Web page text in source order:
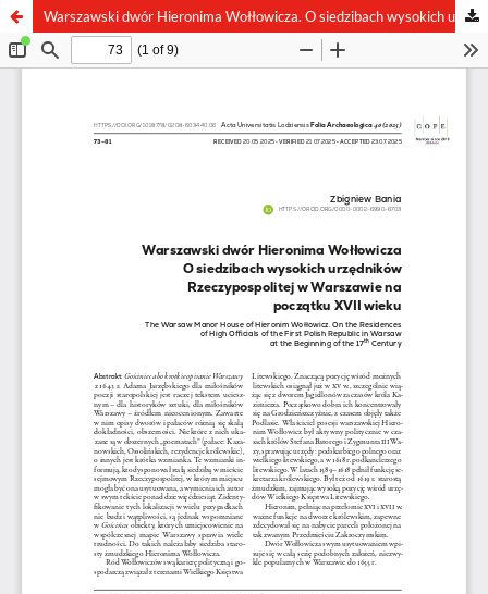
Warszawski dwór Hieronima Wołłowicza. O siedzibach wysokich urzędników Rzeczypospolitej w Warszawie na początku XVII wieku